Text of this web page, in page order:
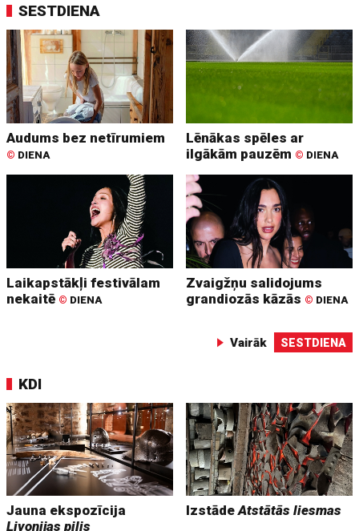
SESTDIENA
Audums bez netīrumiem
© DIENA
Lēnākas spēles ar
ilgākām pauzēm © DIENA
Laikapstākļi festivālam
nekaitē © DIENA
Zvaigžņu salidojums
grandiozās kāzās © DIENA
Vairāk SESTDIENA
KDI
Jauna ekspozīcija
Livonijas pilis
IzstādeAtstātās liesmas